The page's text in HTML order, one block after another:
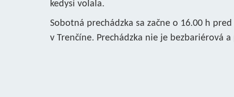
kedysi volala.
Sobotná prechádzka sa začne o 16.00 h
v Trenčíne. Prechádzka nie je bezbariérová